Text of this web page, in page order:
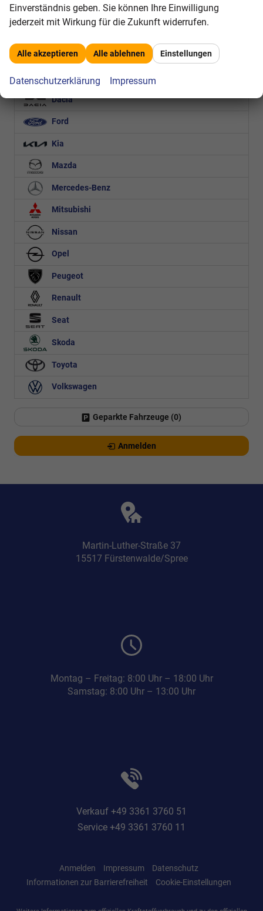
BMW
X1
Cupra
Dacia
Ford
Kia
Mazda
Mercedes-Benz
Mitsubishi
Nissan
Opel
Peugeot
Renault
Seat
Skoda
Toyota
Volkswagen
Geparkte Fahrzeuge (0)
Anmelden
Martin-Luther-Straße 37
15517 Fürstenwalde/Spree
Montag – Freitag: 8:00 Uhr – 18:00 Uhr
Samstag: 8:00 Uhr – 13:00 Uhr
Verkauf +49 3361 3760 51
Service +49 3361 3760 11
Anmelden Impressum
Datenschutz
Informationen zur Barrierefreiheit
Cookie-Einstellungen
Einverständnis geben. Sie können Ihre Einwilligung
jederzeit mit Wirkung für die Zukunft widerrufen.
Alle akzeptieren Alle ablehnen Einstellungen
Datenschutzerklärung Impressum